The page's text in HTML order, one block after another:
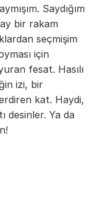
Saydığım
bir rakam
seçmişim
için
fesat. Hasılı
izi, bir
kat. Haydi,
desinler. Ya da